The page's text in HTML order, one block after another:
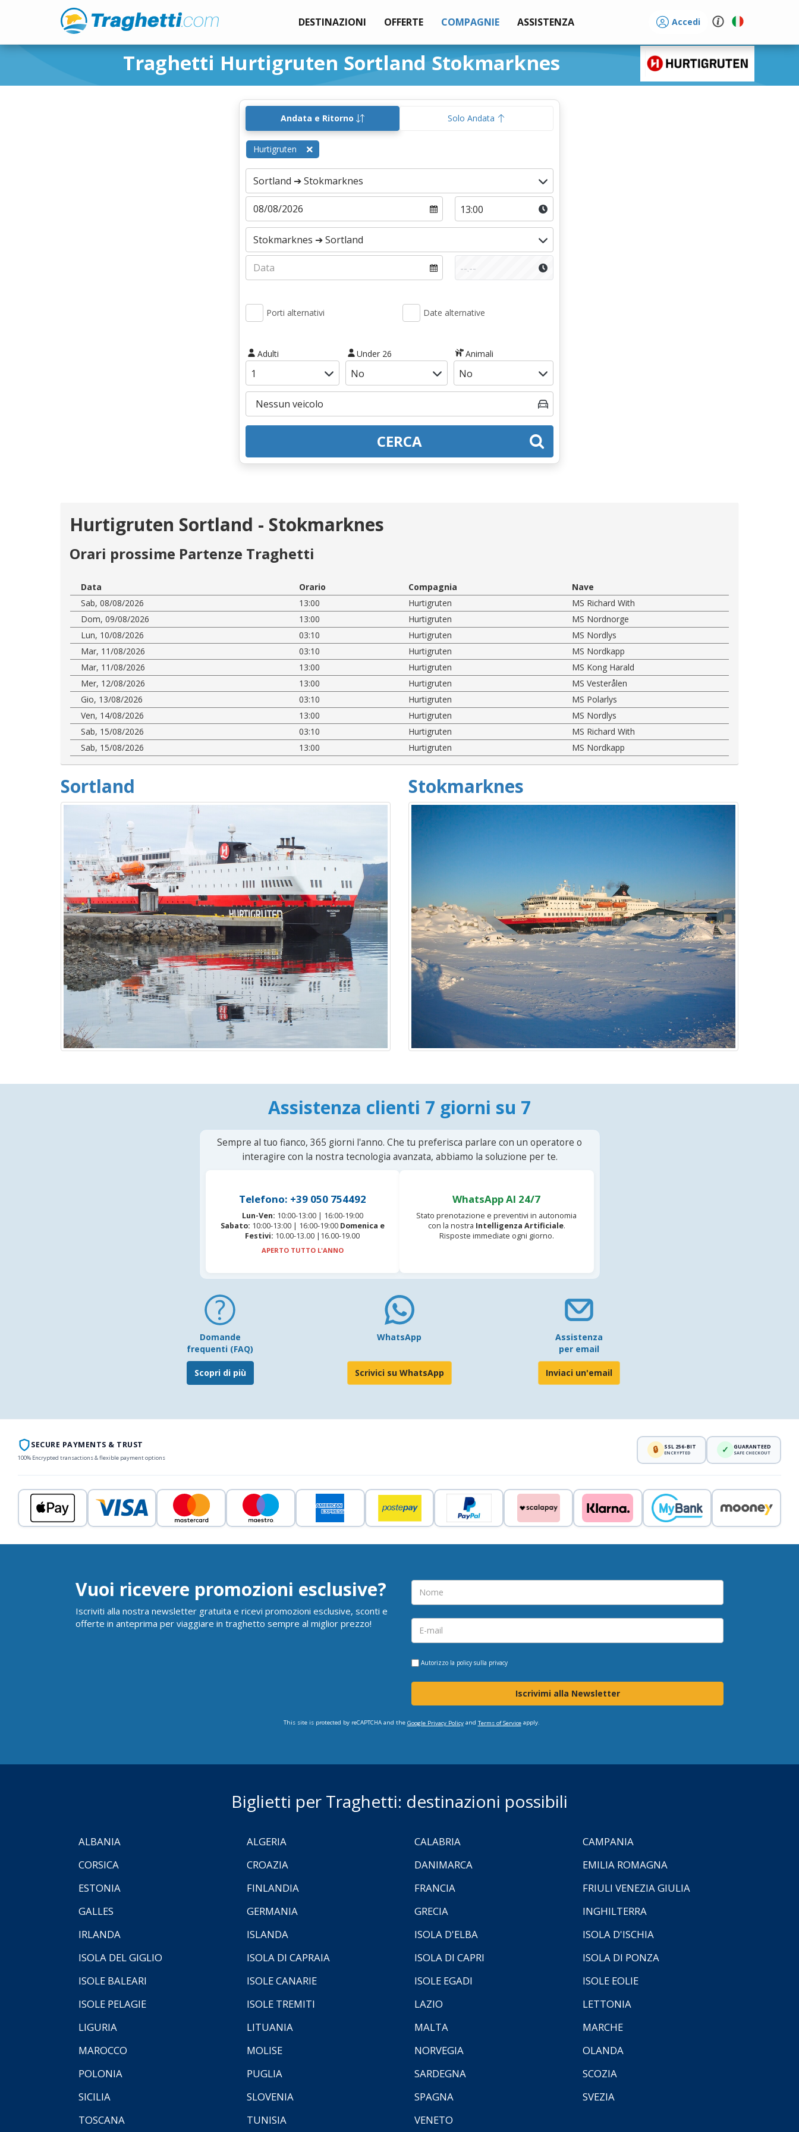
DESTINAZIONI OFFERTE COMPAGNIE ASSISTENZA Accedi
Traghetti Hurtigruten Sortland Stokmarknes
Andata e Ritorno Solo Andata
Hurtigruten
Porti alternativi Date alternative
Adulti Under 26 Animali
CERCA
Hurtigruten Sortland - Stokmarknes
Orari prossime Partenze Traghetti
Data Orario Compagnia
Nave
Sab, 08/08/2026
13:00 Hurtigruten
MS Richard With
Dom, 09/08/2026
13:00 Hurtigruten
MS Nordnorge
Lun, 10/08/2026
03:10 Hurtigruten
MS Nordlys
Mar, 11/08/2026
03:10 Hurtigruten
MS Nordkapp
Mar, 11/08/2026
13:00 Hurtigruten
MS Kong Harald
Mer, 12/08/2026
13:00 Hurtigruten
MS Vesterålen
Gio, 13/08/2026
03:10 Hurtigruten
MS Polarlys
Ven, 14/08/2026
13:00 Hurtigruten
MS Nordlys
Sab, 15/08/2026
03:10 Hurtigruten
MS Richard With
Sab, 15/08/2026
13:00 Hurtigruten MS Nordkapp
Sortland Stokmarknes
Assistenza clienti 7 giorni su 7
Sempre al tuo fianco, 365 giorni l'anno. Che tu preferisca parlare con un operatore o
interagire con la nostra tecnologia avanzata, abbiamo la soluzione per te.
Telefono: +39 050 754492
Lun-Ven: 10:00-13:00 | 16:00-19:00
Sabato: 10:00-13:00 | 16:00-19:00 Domenica e
Festivi: 10.00-13.00 |16.00-19.00
APERTO TUTTO L'ANNO
WhatsApp AI 24/7
Stato prenotazione e preventivi in autonomia
con la nostra Intelligenza Artificiale.
Risposte immediate ogni giorno.
Domande
frequenti (FAQ)
Scopri di più
WhatsApp
Scrivici su WhatsApp
Assistenza
per email
Inviaci un'email
SECURE PAYMENTS & TRUST
100% Encrypted transactions & flexible payment options
🔒 SSL 256-BIT
ENCRYPTED ✓ GUARANTEED
SAFE CHECKOUT
Vuoi ricevere promozioni esclusive?
Iscriviti alla nostra newsletter gratuita e ricevi promozioni esclusive, sconti e
offerte in anteprima per viaggiare in traghetto sempre al miglior prezzo!
Autorizzo la policy sulla privacy
Iscrivimi alla Newsletter
This site is protected by reCAPTCHA and the Google Privacy Policyand Terms of Serviceapply.
Biglietti per Traghetti: destinazioni possibili
ALBANIA ALGERIA CALABRIA
CAMPANIA
CORSICA
CROAZIA DANIMARCA
EMILIA ROMAGNA
ESTONIA
FINLANDIA FRANCIA
FRIULI VENEZIA GIULIA
GALLES
GERMANIA GRECIA
INGHILTERRA
IRLANDA
ISLANDA ISOLA D'ELBA
ISOLA D'ISCHIA
ISOLA DEL GIGLIO
ISOLA DI CAPRAIA ISOLA DI CAPRI
ISOLA DI PONZA
ISOLE BALEARI
ISOLE CANARIE ISOLE EGADI
ISOLE EOLIE
ISOLE PELAGIE
ISOLE TREMITI LAZIO
LETTONIA
LIGURIA
LITUANIA MALTA
MARCHE
MAROCCO
MOLISE NORVEGIA
OLANDA
POLONIA
PUGLIA SARDEGNA
SCOZIA
SICILIA
SLOVENIA SPAGNA
SVEZIA
TOSCANA
TUNISIA VENETO